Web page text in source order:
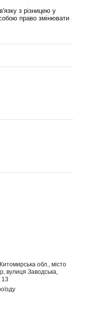
з різницею у
право змінювати
обл., місто
вулиця Заводська,
13